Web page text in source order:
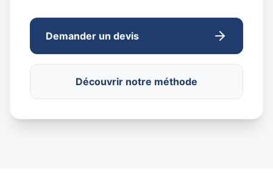
Demander un devis
Découvrir notre méthode